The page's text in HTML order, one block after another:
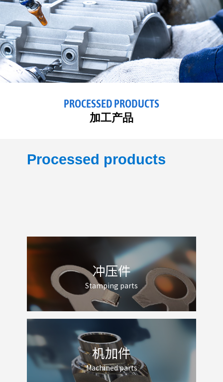
PROCESSED PRODUCTS
加工产品
Processed products
冲压件
Stamping parts
机加件
Machined parts